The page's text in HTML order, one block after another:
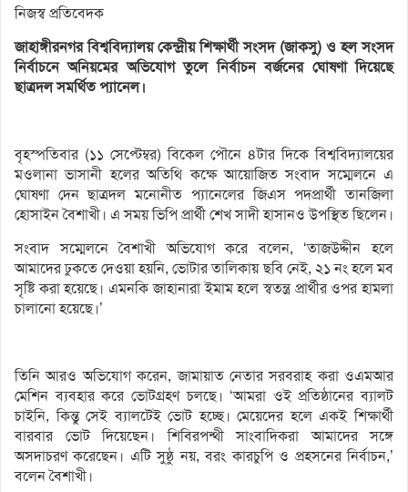
নিজস্ব প্রতিবেদক
জাহাঙ্গীরনগর বিশ্ববিদ্যালয় কেন্দ্রীয় শিক্ষার্থী সংসদ (জাকসু) ও হল সংসদ
নির্বাচনে অনিয়মের অভিযোগ তুলে নির্বাচন বর্জনের ঘোষণা দিয়েছে
ছাত্রদল সমর্থিত প্যানেল।
বৃহস্পতিবার (১১ সেপ্টেম্বর) বিকেল পৌনে ৪টার দিকে বিশ্ববিদ্যালয়ের
মওলানা ভাসানী হলের অতিথি কক্ষে আয়োজিত সংবাদ সম্মেলনে এ
ঘোষণা দেন ছাত্রদল মনোনীত প্যানেলের জিএস পদপ্রার্থী তানজিলা
হোসাইন বৈশাখী। এ সময় ভিপি প্রার্থী শেখ সাদী হাসানও উপস্থিত ছিলেন।
সংবাদ সম্মেলনে বৈশাখী অভিযোগ করে বলেন, ‘তাজউদ্দীন হলে
আমাদের ঢুকতে দেওয়া হয়নি, ভোটার তালিকায় ছবি নেই, ২১ নং হলে মব
সৃষ্টি করা হয়েছে। এমনকি জাহানারা ইমাম হলে স্বতন্ত্র প্রার্থীর ওপর হামলা
চালানো হয়েছে।’
তিনি আরও অভিযোগ করেন, জামায়াত নেতার সরবরাহ করা ওএমআর
মেশিন ব্যবহার করে ভোটগ্রহণ চলছে। ‘আমরা ওই প্রতিষ্ঠানের ব্যালট
চাইনি, কিন্তু সেই ব্যালটেই ভোট হচ্ছে। মেয়েদের হলে একই শিক্ষার্থী
বারবার ভোট দিয়েছেন। শিবিরপন্থী সাংবাদিকরা আমাদের সঙ্গে
অসদাচরণ করেছেন। এটি সুষ্ঠু নয়, বরং কারচুপি ও প্রহসনের নির্বাচন,’
বলেন বৈশাখী।